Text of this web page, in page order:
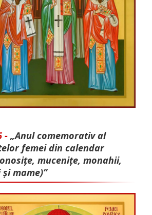
- „Anul comemorativ al
femei din calendar
mu­cenițe, monahii,
mame)”